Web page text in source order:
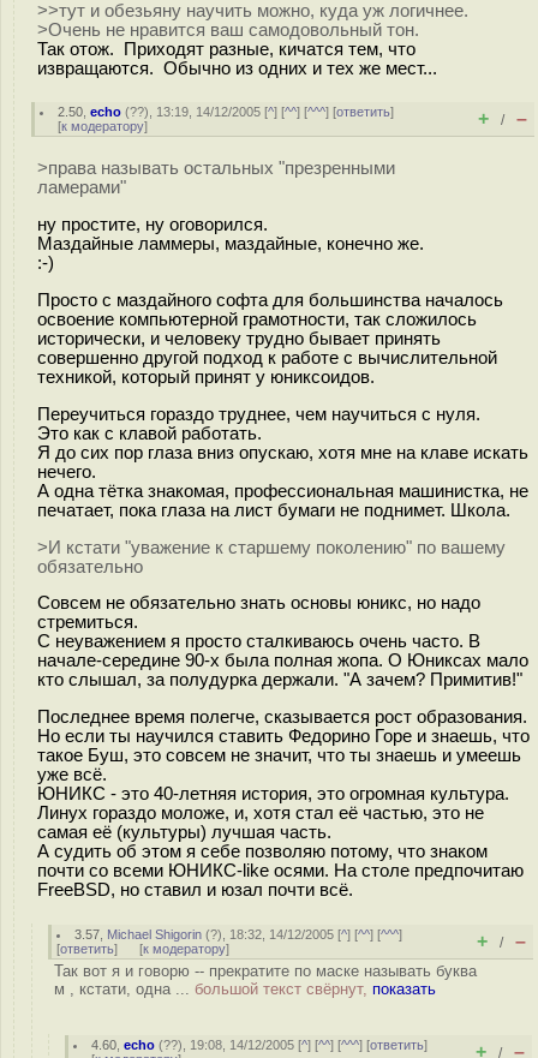
>>тут и обезьяну научить можно, куда уж логичнее.
>Очень не нравится ваш самодовольный тон.
Так отож. Приходят разные, кичатся тем, что
извращаются. Обычно из одних и тех же мест...
2.50 ,echo (??), 13:19, 14/12/2005 [^] [^^] [^^^] [ответить]
[к модератору] + / –
>права называть остальных "презренными
ламерами"
ну простите, ну оговорился.
Маздайные ламмеры, маздайные, конечно же.
:-)
Просто с маздайного софта для большинства началось
освоение компьютерной грамотности, так сложилось
исторически, и человеку трудно бывает принять
совершенно другой подход к работе с вычислительной
техникой, который принят у юниксоидов.
Переучиться гораздо труднее, чем научиться с нуля.
Это как с клавой работать.
Я до сих пор глаза вниз опускаю, хотя мне на клаве искать
нечего.
А одна тётка знакомая, профессиональная машинистка, не
печатает, пока глаза на лист бумаги не поднимет. Школа.
>И кстати "уважение к старшему поколению" по вашему
обязательно
Совсем не обязательно знать основы юникс, но надо
стремиться.
С неуважением я просто сталкиваюсь очень часто. В
начале-середине 90-х была полная жопа. О Юниксах мало
кто слышал, за полудурка держали. "А зачем? Примитив!"
Последнее время полегче, сказывается рост образования.
Но если ты научился ставить Федорино Горе и знаешь, что
такое Буш, это совсем не значит, что ты знаешь и умеешь
уже всё.
ЮНИКС - это 40-летняя история, это огромная культура.
Линух гораздо моложе, и, хотя стал её частью, это не
самая её (культуры) лучшая часть.
А судить об этом я себе позволяю потому, что знаком
почти со всеми ЮНИКС-like осями. На столе предпочитаю
FreeBSD, но ставил и юзал почти всё.
3.57 Michael Shigorin (?), 18:32, 14/12/2005 [^] [^^] [^^^]
[ответить] [к модератору] + / –
Так вот я и говорю -- прекратите по маске называть буква
м , кстати, одна ... большой текст свёрнут, показать
4.60 ,echo (??), 19:08, 14/12/2005 [^] [^^] [^^^] [ответить]
+ / –